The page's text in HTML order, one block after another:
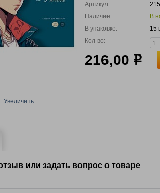
Увеличить
Артикул:
Наличие:
В
В упаковке:
15
Кол-во:
216,00 р
или задать вопрос о товаре